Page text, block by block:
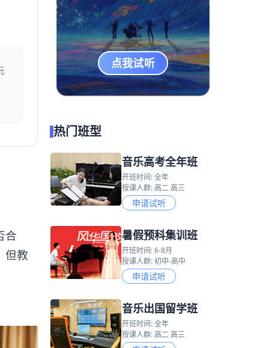
合
但教
点我试听
热门班型
音乐高考全年班
开班时间: 全年
授课人群: 高二 高三
申请试听
暑假预科集训班
开班时间: 6-8月
授课人群: 初中-高中
申请试听
音乐出国留学班
开班时间: 全年
授课人群: 高二 高三